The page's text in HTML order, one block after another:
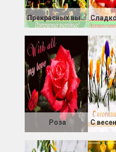
Прекрасных выходных
Роза